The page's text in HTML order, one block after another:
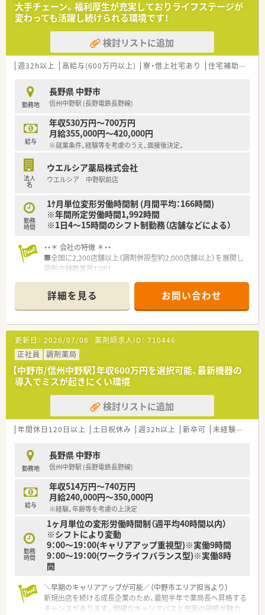
■子女教育手当・社宅手当･住宅助成など、プライベートな部分を
支援してくれる福利厚生も充実しています。
す。
【募集背景と求める人物像について】
■中野市を含む北信エリアで薬剤師が不足しており、マネジメン
トを担うべきエリアマネージャーの応援体制を解消するための
募集です。
り、周囲と協力しながら円滑に業務を進められる方を求めていま
す。
■転職回数が気になる方でも、将来的な近隣エリアへの異動など
柔軟な対応が可能であれば、積極的に採用を検討する方針でござ
います。
【勤務実態について】
ため、しっかり身体を休めてリフレッシュすることが可能です。
■富士薬品グループ共通の厳しい勤怠管理により、残業時間は月
す。
■全社員が対象となる6連休のリフレッシュ休暇制度があるた
め、家族旅行や趣味の時間など、まとまった休日を毎年楽しめま
大手チェーン。福利厚生が充実しておりライフステージが
変わっても活躍し続けられる環境です！
検討リストに追加
週32h以上 高給与(600万円以上) 寮・借上社宅あり 住宅補助(手当)あり
勤務地
長野県 中野市
信州中野駅 (長野電鉄長野線)
給与
年収530万円～700万円
月給355,000円～420,000円
※就業条件、経験等を考慮のうえ、面接後決定。
法人
名
ウエルシア薬局株式会社
ウエルシア 中野駅前店
勤務
時間
1ｹ月単位変形労働時間制 (月間平均：166時間)
※年間所定労働時間1,992時間
※1日4～15時間のシフト制勤務（店舗などによる）
・・＊ 会社の特徴 ＊・・
■全国に2,200店舗以上（調剤併設型約2,000店舗以上）を展開し
調剤店舗数業界TOP！
頑張り次第で高給与も可能！
■経験や勤務コースによりますが、経験の少ない方でも500万前
半スタートと業界TOP水準！
■職種や職域に合わせ、豊富な社内研修や外部組織と連携した研
修を用意されています
■薬剤師が中心の会社だからこそ活躍できるキャリアパスが多
種多様に用意されています。
■店舗拡大に伴い、エリアマネジャーや営業部長等のマネジメン
トのポジションも増えます。
■在宅や教育等の専門性を活かせるスペシャリストを目指すこ
とも可能です。
■その他にも、管理部門や商品部門等の本社スタッフなど活動領
域は多種多様です。
■在宅実施店舗は年々増加しており、在宅医療へもしっかりと関
■育児休暇は3歳まで取得が可能で、時短制度は小学5年生まで
時短勤務ができるよう変更予定です。
■年間休日が120日とワークライフバランスが整っています
■日用品から常備薬まで、従業員割引制度など嬉しいメリットも
たくさんあります！
詳細を見る お問い合わせ
更新日： 2026/07/08 薬剤師求人ID： 710446
正社員
調剤薬局
【中野市/信州中野駅】年収600万円を選択可能、最新機器の
導入でミスが起きにくい環境
検討リストに追加
年間休日120日以上 土日祝休み 週32h以上 新卒可 未経験可
勤務地
長野県 中野市
信州中野駅 (長野電鉄長野線)
給与
年収514万円～740万円
月給240,000円～350,000円
※経験、年齢等を考慮の上決定
勤務
時間
1ヶ月単位の変形労働時間制（週平均40時間以内）
※シフトにより変動
9：00～19：00(キャリアアップ重視型)※実働9時間
9：00～19：00(ワークライフバランス型)※実働8時
間
＼早期のキャリアアップが可能／（中野市エリア担当より）
新規出店を続ける成長企業のため、最短半年で薬局長へ昇格する
チャンスがあります。明確なキャリアパスと充実の研修が魅力